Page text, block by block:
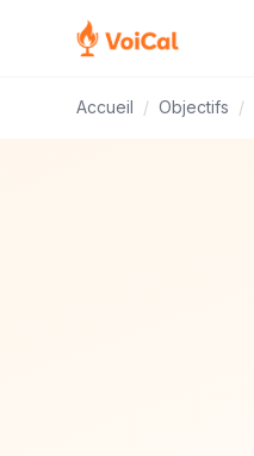
Accueil / Objectifs /